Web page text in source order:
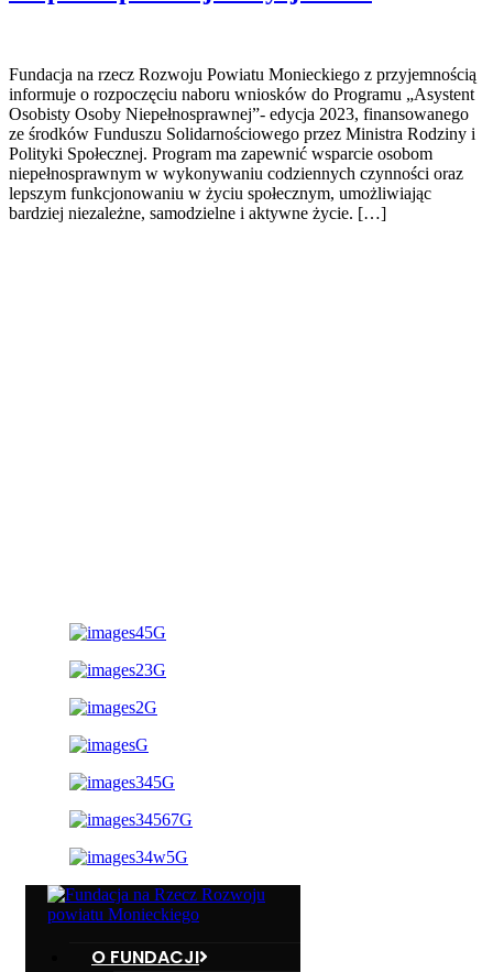
Fundacja na rzecz Rozwoju Powiatu Monieckiego z przyjemnością
informuje o rozpoczęciu naboru wniosków do Programu „Asystent
Osobisty Osoby Niepełnosprawnej”- edycja 2023, finansowanego
ze środków Funduszu Solidarnościowego przez Ministra Rodziny i
Polityki Społecznej. Program ma zapewnić wsparcie osobom
niepełnosprawnym w wykonywaniu codziennych czynności oraz
lepszym funkcjonowaniu w życiu społecznym, umożliwiając
bardziej niezależne, samodzielne i aktywne życie. […]
O FUNDACJI